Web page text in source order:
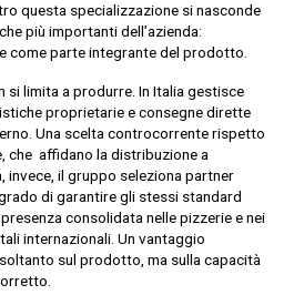
questa specializzazione si nasconde
più importanti dell’azienda:
come parte integrante del prodotto.
si limita a produrre. In Italia gestisce
proprietarie e consegne dirette
Una scelta controcorrente rispetto
che affidano la distribuzione a
invece, il gruppo seleziona partner
di garantire gli stessi standard
consolidata nelle pizzerie e nei
internazionali. Un vantaggio
sul prodotto, ma sulla capacità